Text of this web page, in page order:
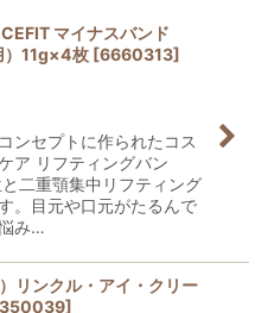
む
マイナスバンド
）11g×4枚 [6660313]
ンセプトに作られたコス
ア リフティングバン
二重顎集中リフティング
。目元や口元がたるんで
み…
リンクル・アイ・クリー
]